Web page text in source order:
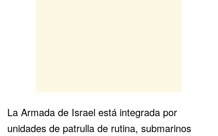
La Armada de Israel está integrada por
unidades de patrulla de rutina, submarinos